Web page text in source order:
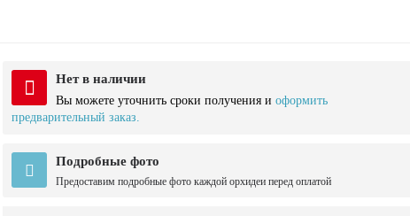
Нет в наличии
Вы можете уточнить сроки получения и оформить
предварительный заказ.
Подробные фото
Предоставим подробные фото каждой орхидеи перед оплатой